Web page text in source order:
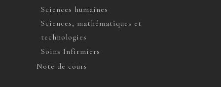
Sciences humaines
Sciences, mathématiques et
technologies
Soins Infirmiers
Note de cours